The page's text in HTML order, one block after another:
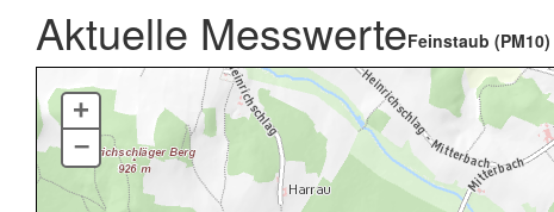
Aktuelle MesswerteFeinstaub (PM10)
+
–